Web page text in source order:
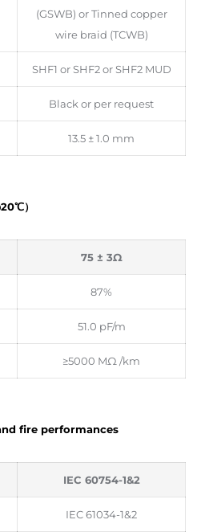
(GSWB) or Tinned copper
wire braid (TCWB)
SHF1 or SHF2 or SHF2 MUD
Black or per request
13.5 ± 1.0 mm
）
75 ± 3Ω
87%
51.0 pF/m
≥5000 MΩ /km
fire performances
IEC 60754-1&2
IEC 61034-1&2